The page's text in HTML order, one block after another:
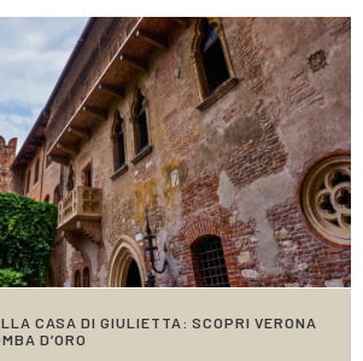
CASA DI GIULIETTA: SCOPRI VERONA
D’ORO